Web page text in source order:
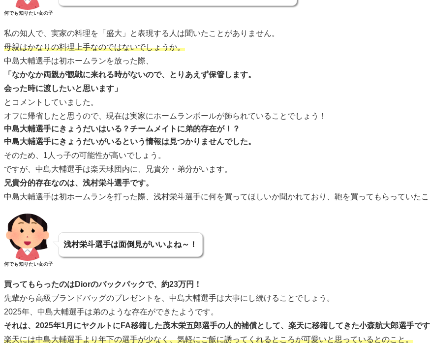
何でも知りたい女の子
私の知人で、実家の料理を「盛大」と表現する人は聞いたことがありません。
母親はかなりの料理上手なのではないでしょうか。
中島大輔選手は初ホームランを放った際、
「なかなか両親が観戦に来れる時がないので、とりあえず保管します。
会った時に渡したいと思います」
とコメントしていました。
オフに帰省したと思うので、現在は実家にホームランボールが飾られていることでしょう！
中島大輔選手にきょうだいはいる？チームメイトに弟的存在が！？
中島大輔選手にきょうだいがいるという情報は見つかりませんでした。
そのため、1人っ子の可能性が高いでしょう。
ですが、中島大輔選手は楽天球団内に、兄貴分・弟分がいます。
兄貴分的存在なのは、浅村栄斗選手です。
中島大輔選手は初ホームランを打った際、浅村栄斗選手に何を買ってほしいか聞かれており、鞄を買ってもらっていたこ
何でも知りたい女の子
浅村栄斗選手は面倒見がいいよね～！
買ってもらったのはDiorのバックパックで、約23万円！
先輩から高級ブランドバッグのプレゼントを、中島大輔選手は大事にし続けることでしょう。
2025年、中島大輔選手は弟のような存在ができたようです。
それは、2025年1月にヤクルトにFA移籍した茂木栄五郎選手の人的補償として、楽天に移籍してきた小森航大郎選手です
楽天には中島大輔選手より年下の選手が少なく、気軽にご飯に誘ってくれるところが可愛いと思っているとのこと。